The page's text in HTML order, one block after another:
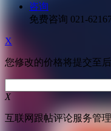
咨询
免费咨询 021-
X
您修改的价格将提交至
X
互联网跟帖评论服务管